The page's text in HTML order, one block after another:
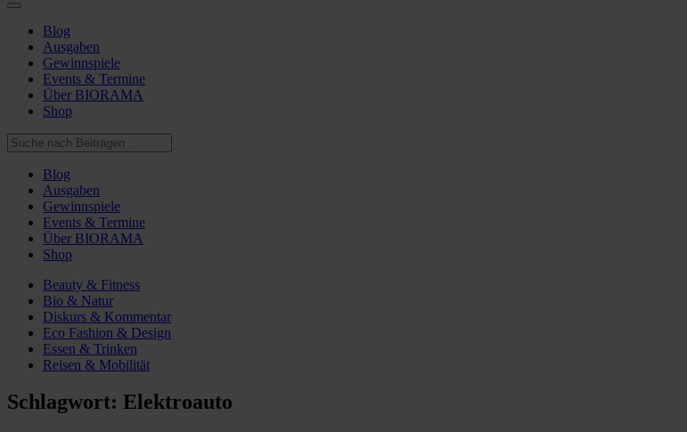
Blog
Ausgaben
Gewinnspiele
Events & Termine
Über BIORAMA
Shop
Blog
Ausgaben
Gewinnspiele
Events & Termine
Über BIORAMA
Shop
Beauty & Fitness
Bio & Natur
Diskurs & Kommentar
Eco Fashion & Design
Essen & Trinken
Reisen & Mobilität
Schlagwort: Elektroauto